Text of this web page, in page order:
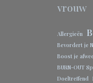
vrouw
Allergieën
Bevordert je
Boost je
BURN-OUT
Doeltreffend